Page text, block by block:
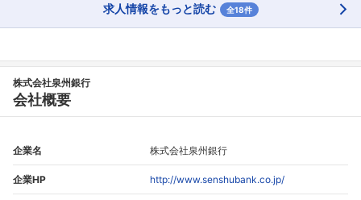
求人情報をもっと読む 全18件
株式会社泉州銀行
会社概要
企業名 株式会社泉州銀行
企業HP http://www.senshubank.co.jp/